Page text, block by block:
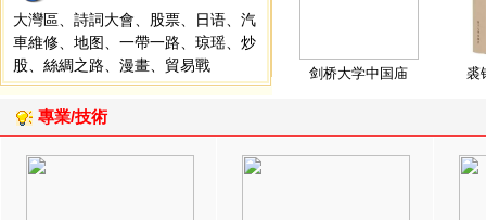
大灣區
詩詞大會 股票 日语
汽
車維修
地图 一帶一路 琼瑶
炒
股
絲綢之路 漫畫 貿易戰 剑桥大学中国庙 裘
專業/技術